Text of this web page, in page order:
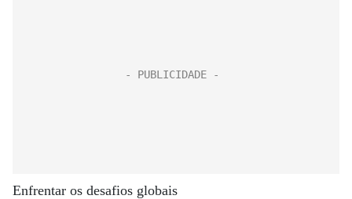
Enfrentar os desafios globais